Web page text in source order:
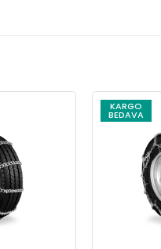
KARGO
BEDAVA